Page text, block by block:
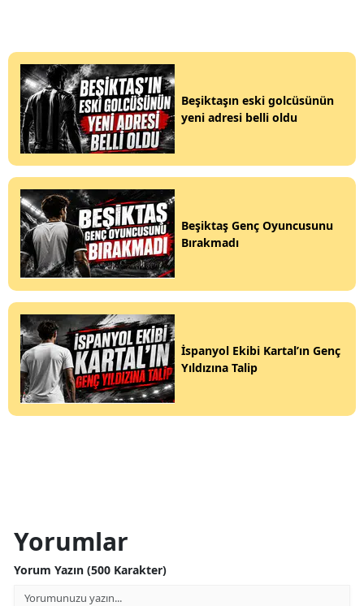
Beşiktaşın eski golcüsünün
yeni adresi belli oldu
Beşiktaş Genç Oyuncusunu
Bırakmadı
İspanyol Ekibi Kartal’ın Genç
Yıldızına Talip
Yorumlar
Yorum Yazın (500 Karakter)